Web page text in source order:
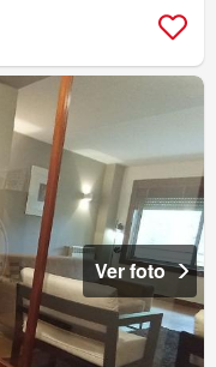
Ver foto